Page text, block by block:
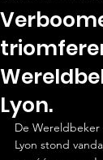
Lyon.
De Wereldbeker
Lyon stond